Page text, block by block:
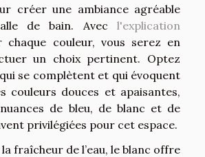
créer une ambiance agréable
de bain. Avec l'explication
chaque couleur, vous serez en
un choix pertinent. Optez
se complètent et qui évoquent
couleurs douces et apaisantes,
de bleu, de blanc et de
privilégiées pour cet espace.
fraîcheur de l’eau, le blanc offre